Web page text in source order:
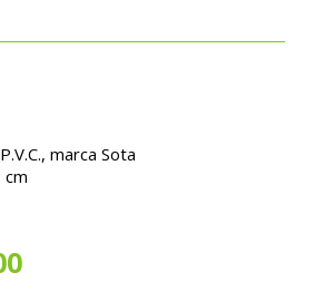
marca Sota
cm